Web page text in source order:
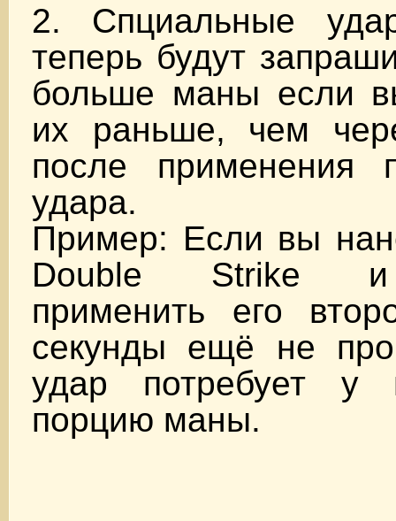
2. Спциальные
теперь будут
больше маны если
их раньше, чем
после применения
удара.
Пример: Если вы
Double Strike и
применить его
секунды ещё не
удар потребует у
порцию маны.